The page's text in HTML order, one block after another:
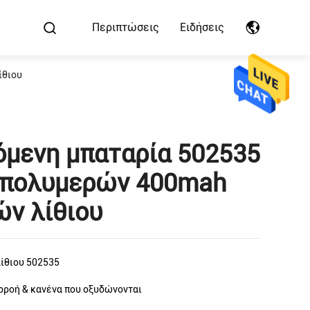
Περιπτώσεις Ειδήσεις
μπαταρία 502535
400mah
λίθιου
502535
& κανένα που οξυδώνονται